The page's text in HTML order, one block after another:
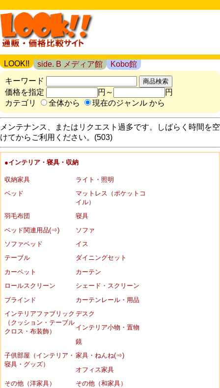
LOOK!! side. B メディア館
Kobo館
キーワード
価格を指定
円～
円
カテゴリ
全体から 現在のジャンル から
メンテナンス、またはリクエスト過多です。しばらく時間を空
けてからご利用ください。(503)
●インテリア・寝具・収納
収納家具
ライト・照明
ベッド
マットレス（ポケットコ
イル）
羽毛布団
寝具
ベッド関連用品(⇒)
ソファ
ソファベッド
イス
テーブル
ダイニングセット
カーペット
カーテン
ロールスクリーン
シェード・スクリーン
ブラインド
カーテンレール・用品
インテリアファブリック
（クッション・テーブル
クロス・布装飾）
デスク
インテリア小物・置物
鏡
子供部屋（インテリア・
寝具・グッズ）
家具・ねんね(⇒)
オフィス家具
その他（洋家具）
その他（和家具）